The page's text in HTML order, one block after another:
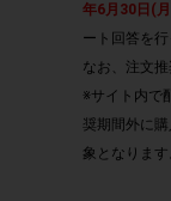
年6月30日(
ート回答を行
なお、注文
※サイト内で
奨期間外に
象となります